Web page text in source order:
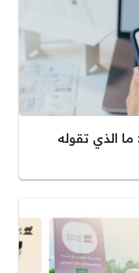
ما الذي تقوله